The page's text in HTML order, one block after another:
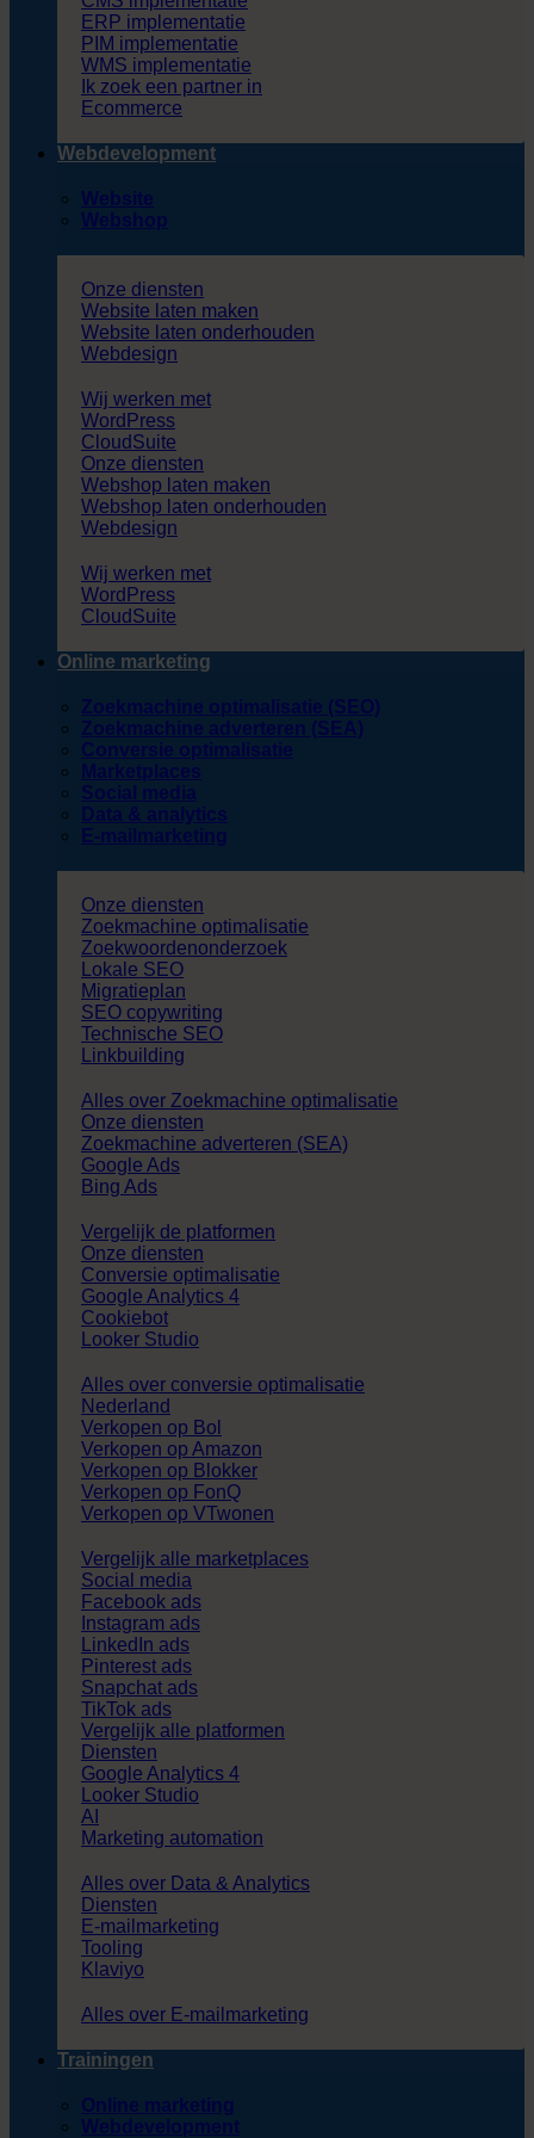
ERP implementatie
PIM implementatie
WMS implementatie
Ik zoek een partner in
Ecommerce
Webdevelopment
Website
Webshop
Onze diensten
Website laten maken
Website laten onderhouden
Webdesign
Wij werken met
WordPress
CloudSuite
Onze diensten
Webshop laten maken
Webshop laten onderhouden
Webdesign
Wij werken met
WordPress
CloudSuite
Online marketing
Zoekmachine optimalisatie (SEO)
Zoekmachine adverteren (SEA)
Conversie optimalisatie
Marketplaces
Social media
Data & analytics
E-mailmarketing
Onze diensten
Zoekmachine optimalisatie
Zoekwoordenonderzoek
Lokale SEO
Migratieplan
SEO copywriting
Technische SEO
Linkbuilding
Alles over Zoekmachine optimalisatie
Onze diensten
Zoekmachine adverteren (SEA)
Google Ads
Bing Ads
Vergelijk de platformen
Onze diensten
Conversie optimalisatie
Google Analytics 4
Cookiebot
Looker Studio
Alles over conversie optimalisatie
Nederland
Verkopen op Bol
Verkopen op Amazon
Verkopen op Blokker
Verkopen op FonQ
Verkopen op VTwonen
Vergelijk alle marketplaces
Social media
Facebook ads
Instagram ads
LinkedIn ads
Pinterest ads
Snapchat ads
TikTok ads
Vergelijk alle platformen
Diensten
Google Analytics 4
Looker Studio
AI
Marketing automation
Alles over Data & Analytics
Diensten
E-mailmarketing
Tooling
Klaviyo
Alles over E-mailmarketing
Trainingen
Online marketing
Webdevelopment